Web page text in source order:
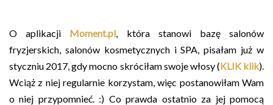
O aplikacji Moment.pl , która stanowi bazę salonów
fryzjerskich, salonów kosmetycznych i SPA, pisałam już w
styczniu 2017, gdy mocno skróciłam swoje włosy (KLIK klik).
Wciąż z niej regularnie korzystam, więc postanowiłam Wam
o niej przypomnieć. :) Co prawda ostatnio za jej pomocą